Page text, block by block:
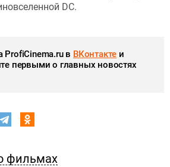
DC.
ProfiCinema.ru в ВКонтакте и
первыми о главных новостях
фильмах